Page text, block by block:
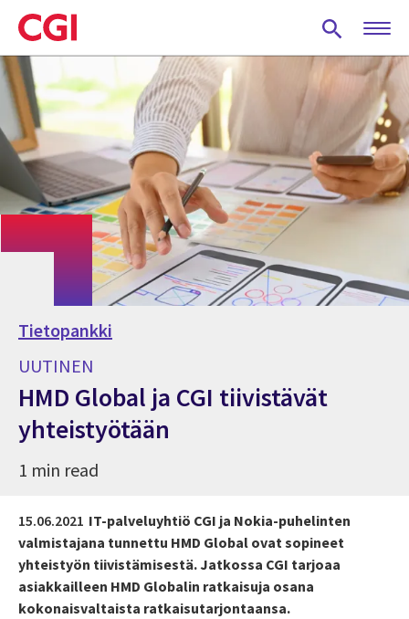
Skip
to
main
content
Tietopankki
UUTINEN
HMD Global ja CGI tiivistävät
yhteistyötään
1 min read
15.06.2021 IT-palveluyhtiö CGI ja Nokia-puhelinten
valmistajana tunnettu HMD Global ovat sopineet
yhteistyön tiivistämisestä. Jatkossa CGI tarjoaa
asiakkailleen HMD Globalin ratkaisuja osana
kokonaisvaltaista ratkaisutarjontaansa.